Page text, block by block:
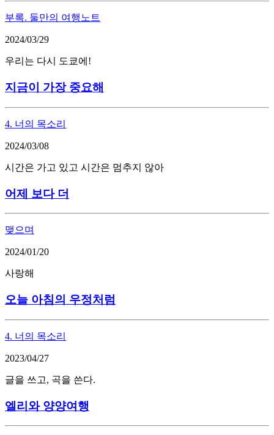
부록. 둘만의 여행노트
2024/03/29
우리는 다시 도쿄에!
지금이 가장 중요해
4. 너의 목소리
2024/03/08
시간은 가고 있고 시간은 멈추지 않아
어제 보다 더
맺으며
2024/01/20
사랑해
오늘 아침의 우정처럼
4. 너의 목소리
2023/04/27
글을 쓰고, 곡을 쓴다.
엘리와 양양여행